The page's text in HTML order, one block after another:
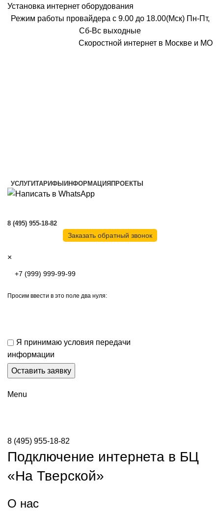
Установка интернет оборудования
Режим работы провайдера с 9.00 до 18.00(Мск) Пн-Пт,
Сб-Вс выходные
Скоростной интернет в Москве и МО
УСЛУГИТАРИФЫИНФОРМАЦИЯПРОЕКТЫ
8 (495) 955-18-82
Заказать обратный звонок
×
Просим ввести в это поле два нуля:
Я принимаю условия передачи
информации
Menu
8 (495) 955-18-82
Подключение интернета в БЦ
«На Тверской»
О нас